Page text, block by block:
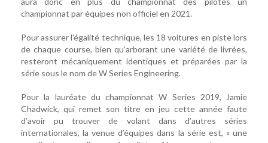
championnat par équipes non officiel en 2021.
Pour assurer l'égalité technique, les 18 voitures en piste lors
de chaque course, bien qu’arborant une variété de livrées,
resteront mécaniquement identiques et préparées par la
série sous le nom de W Series Engineering.
Pour la lauréate du championnat W Series 2019, Jamie
Chadwick, qui remet son titre en jeu cette année faute
d’avoir pu trouver de volant dans d’autres séries
internationales, la venue d’équipes dans la série est, « une